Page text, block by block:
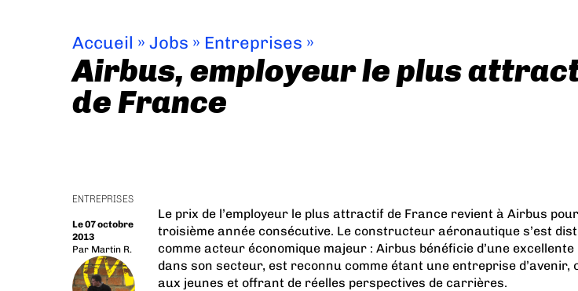
Accueil » Jobs » Entreprises »
Airbus, employeur le plus
de France
ENTREPRISES
Le 07 octobre
2013
Par Martin R.
Le prix de l’employeur le plus attractif de France revient à Airbus
troisième année consécutive. Le constructeur aéronautique s’est
comme acteur économique majeur : Airbus bénéficie d’une excellente
dans son secteur, est reconnu comme étant une entreprise d’avenir,
aux jeunes et offrant de réelles perspectives de carrières.